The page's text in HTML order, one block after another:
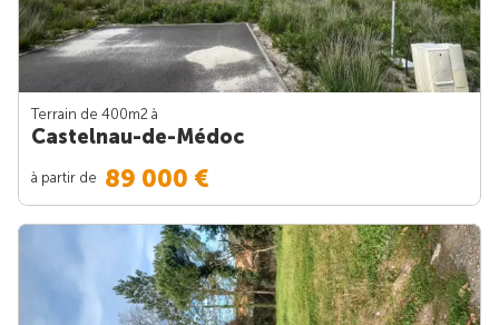
Terrain de 400m2 à
Castelnau-de-Médoc
à partir de 89 000 €